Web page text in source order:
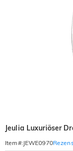
Jeulia Luxuriöser
Item#: JEWE0970